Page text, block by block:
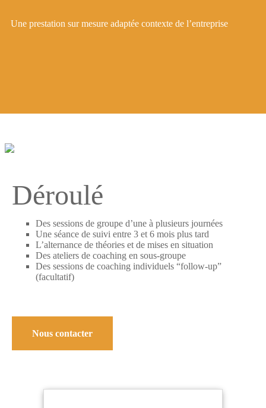
Une prestation sur mesure adaptée contexte de l’entreprise
Déroulé
Des sessions de groupe d’une à plusieurs journées
Une séance de suivi entre 3 et 6 mois plus tard
L’alternance de théories et de mises en situation​
Des ateliers de coaching en sous-groupe
Des sessions de coaching individuels “follow-up”
(facultatif)
Nous contacter